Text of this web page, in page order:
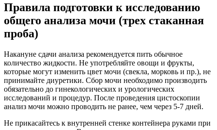
Правила подготовки к исследованию
общего анализа мочи (трех стаканная
проба)
Накануне сдачи анализа рекомендуется пить обычное
количество жидкости. Не употребляйте овощи и фрукты,
которые могут изменить цвет мочи (свекла, морковь и пр.), не
принимайте диуретики. Сбор мочи необходимо производить
обязательно до гинекологических и урологических
исследований и процедур. После проведения цистоскопии
анализ мочи можно проводить не ранее, чем через 5-7 дней.
Не прикасайтесь к внутренней стенке контейнера руками при